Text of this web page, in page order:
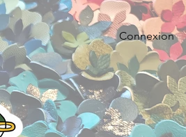
Connexion